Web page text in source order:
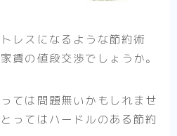
レスになるような節約術
賃の値段交渉でしょうか。
ては問題無いかもしれませ
ってはハードルのある節約